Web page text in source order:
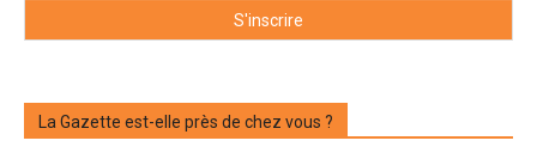
La Gazette est-elle près de chez vous ?